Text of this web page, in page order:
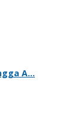
A…